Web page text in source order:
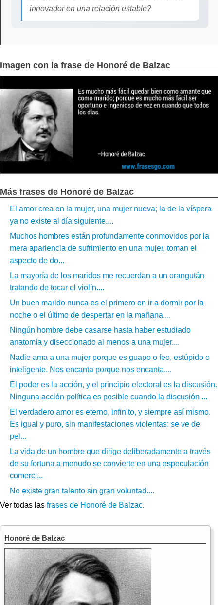
innovador en una relación estable?
Imagen con la frase de Honoré de Balzac
Más frases de Honoré de Balzac
El amor crea en la mujer, una mujer nueva; la de la víspera
ya no existe al día siguiente....
Muchos hombres están profundamente conmovidos por la
mera apariencia de sufrimiento en una mujer, toman el
aspecto de do...
La mayoría de los maridos me recuerdan a un orangután
tratando de tocar el violín....
Un buen marido nunca es el primero en ir a dormir por la
noche o el último de despertar en la mañana....
Ningún hombre debe casarse hasta haber estudiado
anatomía y diseccionado al menos a una mujer....
Nadie ama a una mujer porque es guapo o feo, estúpido o
inteligente. Nos encanta porque nos encanta....
El poder es la acción, y el principio electoral es la discusión.
Ninguna acción política es posible cuando la discusión ...
El verdadero amor es eterno, infinito, y siempre así mismo.
Es igual y puro, sin manifestaciones violentas: se ve de
pel...
La vida de un hombre que dirige deliberadamente a través
de su fortuna a menudo se convierte en una especulación
comerci...
No existe gran talento sin gran voluntad....
Ver todas las frases de Honoré de Balzac.
Honoré de Balzac